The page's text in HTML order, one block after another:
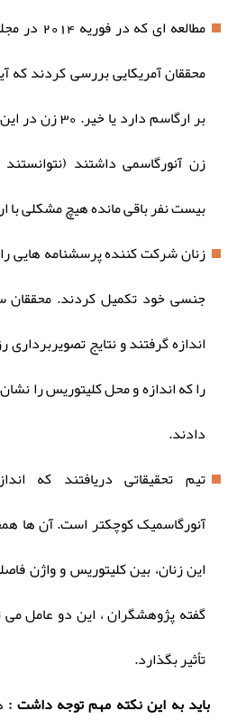
مطالعه
محققان آمریکایی بررسی کردند که
بر ارگاسم
زن آنورگاسمی داشتند
بیست نفر باقی مانده هیچ مشکلی با
زنان شرکت کننده پرسشنامه هایی
جنسی خود تکمیل کردند. محققان
را که اندازه و محل کلیتوریس را
دادند.
تیم تحقیقاتی دریافتند که
آنورگاسمیک کوچکتر است. آن ها
این زنان، بین کلیتوریس و واژن
گفته پژوهشگران ، این دو عامل
تأثیر بگذارد.
باید به این نکته مهم توجه داشت :